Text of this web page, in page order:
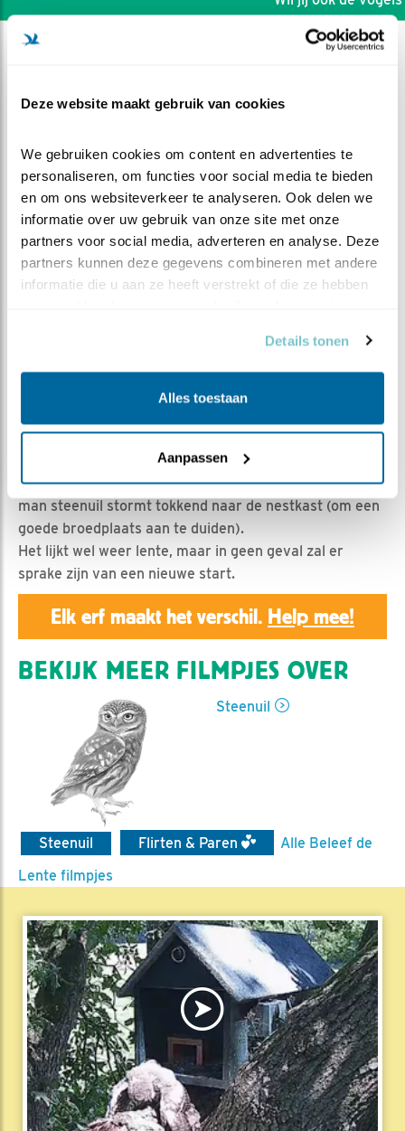
Deze website maakt gebruik van cookies
We gebruiken cookies om content en advertenties te
personaliseren, om functies voor social media te bieden
en om ons websiteverkeer te analyseren. Ook delen we
informatie over uw gebruik van onze site met onze
partners voor social media, adverteren en analyse. Deze
partners kunnen deze gegevens combineren met andere
informatie die u aan ze heeft verstrekt of die ze hebben
Details tonen
Alles toestaan
Aanpassen
Suggestieve geluiden
Geert | Geplaatst op 1 juli 2021, 1:00 |
Bewaar dit filmpje|
591x
Man en vrouw steenuil verdwijnen in de perenboom.
Dan klinken er suggestieve geluiden uit de boom en
man steenuil stormt tokkend naar de nestkast (om een
goede broedplaats aan te duiden).
Het lijkt wel weer lente, maar in geen geval zal er
sprake zijn van een nieuwe start.
Elk erf maakt het verschil. Help mee!
BEKIJK MEER FILMPJES OVER
Steenuil
Steenuil Flirten & Paren
Alle Beleef de
Lente filmpjes